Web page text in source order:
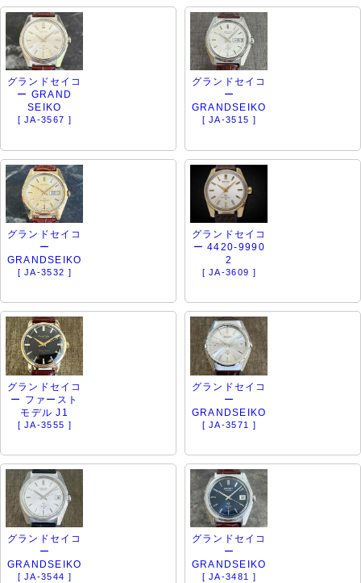
グランドセイコ
ー GRAND
SEIKO
[ JA-3567 ]
グランドセイコ
ー
GRANDSEIKO
[ JA-3515 ]
グランドセイコ
ー
GRANDSEIKO
[ JA-3532 ]
グランドセイコ
ー 4420-9990
2
[ JA-3609 ]
グランドセイコ
ー ファースト
モデル J1
[ JA-3555 ]
グランドセイコ
ー
GRANDSEIKO
[ JA-3571 ]
グランドセイコ
ー
GRANDSEIKO
[ JA-3544 ]
グランドセイコ
ー
GRANDSEIKO
[ JA-3481 ]